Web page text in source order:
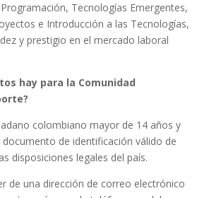
Tecnologías Emergentes,
e Introducción a las Tecnologías,
y prestigio en el mercado laboral
hay para la Comunidad
colombiano mayor de 14 años y
de identificación válido de
disposiciones legales del país.
una dirección de correo electrónico